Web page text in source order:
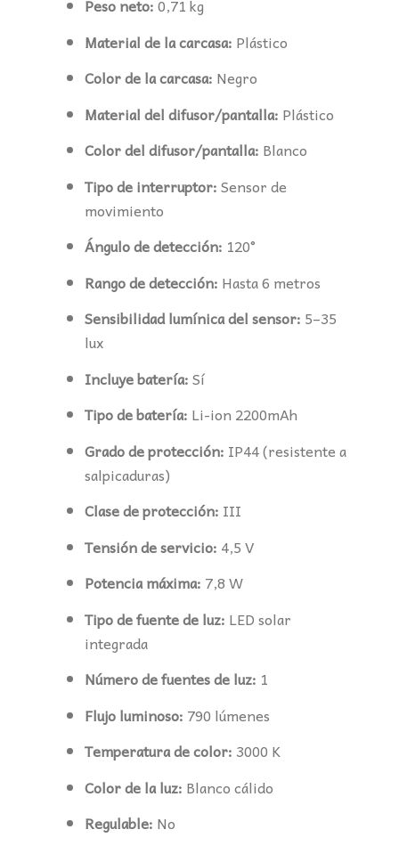
Peso neto:0,71 kg
Material de la carcasa: Plástico
Color de la carcasa: Negro
Material del difusor/pantalla: Plástico
Color del difusor/pantalla: Blanco
Tipo de interruptor:Sensor de
movimiento
Ángulo de detección: 120°
Rango de detección: Hasta 6 metros
Sensibilidad lumínica del sensor: 5–35
lux
Incluye batería:Sí
Tipo de batería: Li-ion 2200mAh
Grado de protección: IP44 (resistente a
salpicaduras)
Clase de protección: III
Tensión de servicio: 4,5 V
Potencia máxima: 7,8 W
Tipo de fuente de luz: LED solar
integrada
Número de fuentes de luz: 1
Flujo luminoso: 790 lúmenes
Temperatura de color: 3000 K
Color de la luz: Blanco cálido
Regulable: No